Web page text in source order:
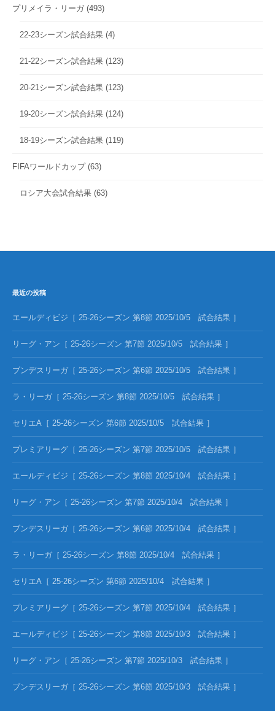
プリメイラ・リーガ (493)
22-23シーズン試合結果 (4)
21-22シーズン試合結果 (123)
20-21シーズン試合結果 (123)
19-20シーズン試合結果 (124)
18-19シーズン試合結果 (119)
FIFAワールドカップ(63)
ロシア大会試合結果 (63)
最近の投稿
エールディビジ［ 25-26シーズン 第8節 2025/10/5 試合結果 ］
リーグ・アン［ 25-26シーズン 第7節 2025/10/5 試合結果 ］
ブンデスリーガ［ 25-26シーズン 第6節 2025/10/5 試合結果 ］
ラ・リーガ［ 25-26シーズン 第8節 2025/10/5 試合結果 ］
セリエA［ 25-26シーズン 第6節 2025/10/5 試合結果 ］
プレミアリーグ［ 25-26シーズン 第7節 2025/10/5 試合結果 ］
エールディビジ［ 25-26シーズン 第8節 2025/10/4 試合結果 ］
リーグ・アン［ 25-26シーズン 第7節 2025/10/4 試合結果 ］
ブンデスリーガ［ 25-26シーズン 第6節 2025/10/4 試合結果 ］
ラ・リーガ［ 25-26シーズン 第8節 2025/10/4 試合結果 ］
セリエA［ 25-26シーズン 第6節 2025/10/4 試合結果 ］
プレミアリーグ［ 25-26シーズン 第7節 2025/10/4 試合結果 ］
エールディビジ［ 25-26シーズン 第8節 2025/10/3 試合結果 ］
リーグ・アン［ 25-26シーズン 第7節 2025/10/3 試合結果 ］
ブンデスリーガ［ 25-26シーズン 第6節 2025/10/3 試合結果 ］